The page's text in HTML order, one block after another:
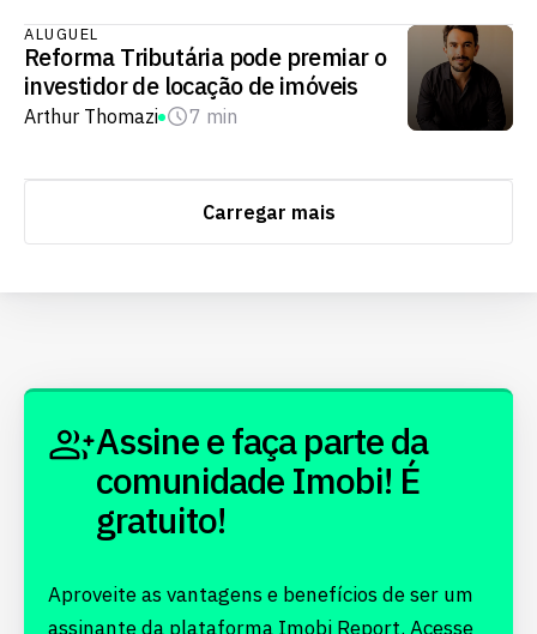
ALUGUEL
Reforma Tributária pode premiar o
investidor de locação de imóveis
Arthur Thomazi 7 min
Carregar mais
Assine e faça parte da
comunidade Imobi! É
gratuito!
Aproveite as vantagens e benefícios de ser um
assinante da plataforma Imobi Report. Acesse